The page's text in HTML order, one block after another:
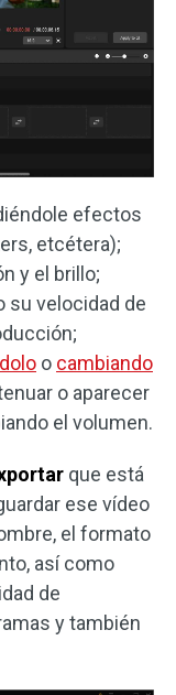
efectos
etcétera);
y el brillo;
su velocidad de
o cambiando
o aparecer
el volumen.
que está
ese vídeo
el formato
así como
de
y también